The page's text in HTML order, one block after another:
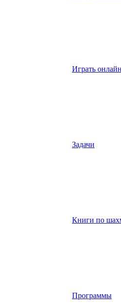
Играть онлайн
Задачи
Книги по
Программы